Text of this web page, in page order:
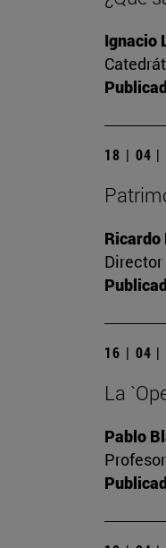
Ignacio
18 | 04 |
Ricardo
16 | 04 |
La
Pablo